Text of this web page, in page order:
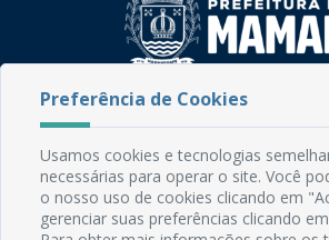
Rua do Imperador, 78, Centro
CEP: 58.280-000 - Mamanguape/PB
Fone: (83) 3292-2246
Email:
Expediente: Segunda à Sexta, das 08h
Preferência de Cookies
Usamos cookies e tecnologias
necessárias para operar o site. Você
o nosso uso de cookies clicando em
gerenciar suas preferências clicando